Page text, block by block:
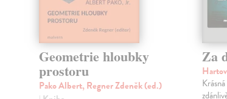
Geometrie hloubky
prostoru
Pako Albert, Regner Zdeněk (ed.)
Za